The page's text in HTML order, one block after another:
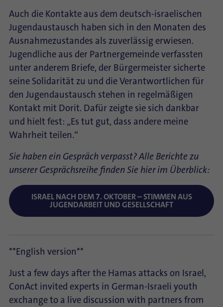
Auch die Kontakte aus dem deutsch-israelischen
Jugendaustausch haben sich in den Monaten des
Ausnahmezustandes als zuverlässig erwiesen.
Jugendliche aus der Partnergemeinde verfassten
unter anderem Briefe, der Bürgermeister sicherte
seine Solidarität zu und die Verantwortlichen für
den Jugendaustausch stehen in regelmäßigen
Kontakt mit Dorit. Dafür zeigte sie sich dankbar
und hielt fest: „Es tut gut, dass andere meine
Wahrheit teilen.“
Sie haben ein Gespräch verpasst? Alle Berichte zu
unserer Gesprächsreihe finden Sie hier im Überblick:
ISRAEL NACH DEM 7. OKTOBER – STIMMEN AUS
JUGENDARBEIT UND GESELLSCHAFT
**English version**
Just a few days after the Hamas attacks on Israel,
ConAct invited experts in German-Israeli youth
exchange to a live discussion with partners from